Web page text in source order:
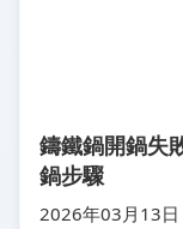
鑄鐵鍋開鍋失
鍋步驟
2026年03月13日